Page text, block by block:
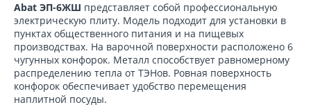
Abat ЭП-6ЖШ представляет собой профессиональную
электрическую плиту. Модель подходит для установки в
пунктах общественного питания и на пищевых
производствах. На варочной поверхности расположено 6
чугунных конфорок. Металл способствует равномерному
распределению тепла от ТЭНов. Ровная поверхность
конфорок обеспечивает удобство перемещения
наплитной посуды.